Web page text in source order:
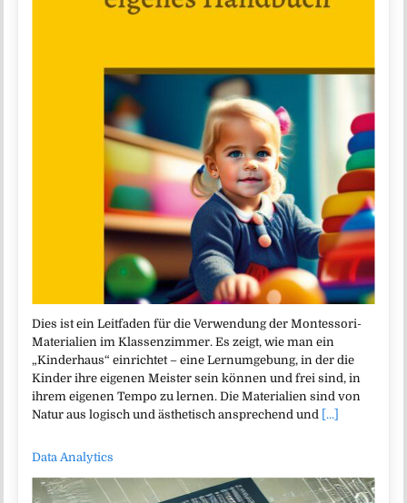
Dies ist ein Leitfaden für die Verwendung der Montessori-
Materialien im Klassenzimmer. Es zeigt, wie man ein
„Kinderhaus“ einrichtet – eine Lernumgebung, in der die
Kinder ihre eigenen Meister sein können und frei sind, in
ihrem eigenen Tempo zu lernen. Die Materialien sind von
Natur aus logisch und ästhetisch ansprechend und [...]
Data Analytics